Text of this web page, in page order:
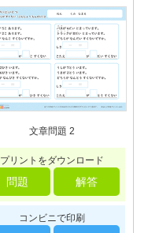
文章問題 2
プリントをダウンロード
問題 解答
コンビニで印刷